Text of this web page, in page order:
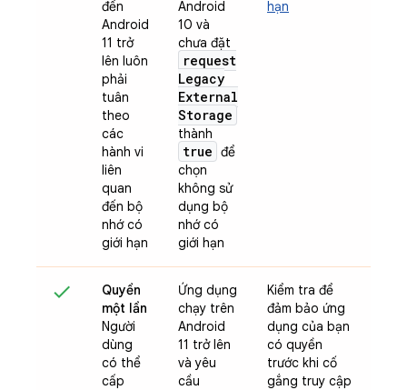
đến
Android
11 trở
lên luôn
phải
tuân
theo
các
hành vi
liên
quan
đến bộ
nhớ có
giới hạn
Android
10 và
chưa đặt
request
Legacy
External
Storage
thành
true để
chọn
không sử
dụng bộ
nhớ có
giới hạn
hạn
Quyền
một lần
Người
dùng
có thể
cấp
Ứng dụng
chạy trên
Android
11 trở lên
và yêu
cầu
Kiểm tra để
đảm bảo ứng
dụng của bạn
có quyền
trước khi cố
gắng truy cập